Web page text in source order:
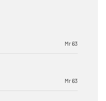
Mr 63
Mr 63